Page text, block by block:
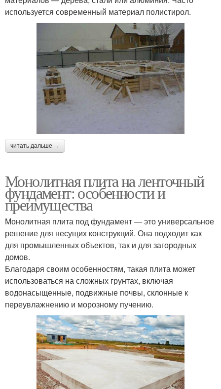
используется современный материал полистирол.
читать дальше →
Монолитная плита на ленточный
фундамент: особенности и
преимущества
Монолитная плита под фундамент — это универсальное
решение для несущих конструкций. Она подходит как
для промышленных объектов, так и для загородных
домов.
Благодаря своим особенностям, такая плита может
использоваться на сложных грунтах, включая
водонасыщенные, подвижные почвы, склонные к
переувлажнению и морозному пучению.